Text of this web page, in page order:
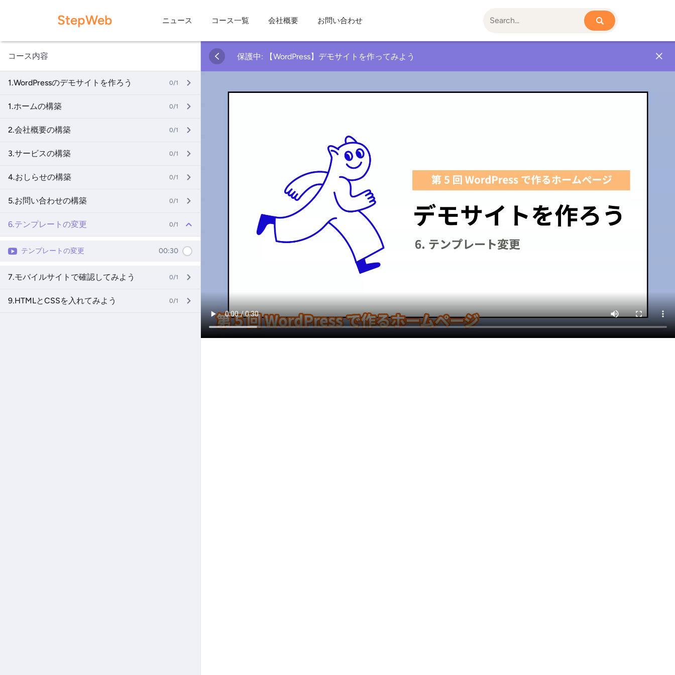
StepWeb ニュース コース一覧 会社概要 お問い合わせ
コース内容
1.WordPressのデモサイトを作ろう 0/1
1.ホームの構築 0/1
2.会社概要の構築 0/1
3.サービスの構築 0/1
4.おしらせの構築 0/1
5.お問い合わせの構築 0/1
6.テンプレートの変更 0/1
テンプレートの変更 00:30
7.モバイルサイトで確認してみよう 0/1
9.HTMLとCSSを入れてみよう 0/1
保護中: 【WordPress】デモサイトを作ってみよう